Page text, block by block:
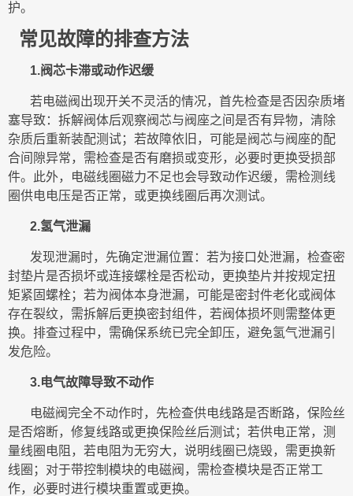
护。
常见故障的排查方法
1.阀芯卡滞或动作迟缓
若电磁阀出现开关不灵活的情况，首先检查是否因杂质堵
塞导致：拆解阀体后观察阀芯与阀座之间是否有异物，清除
杂质后重新装配测试；若故障依旧，可能是阀芯与阀座的配
合间隙异常，需检查是否有磨损或变形，必要时更换受损部
件。此外，电磁线圈磁力不足也会导致动作迟缓，需检测线
圈供电电压是否正常，或更换线圈后再次测试。
2.氢气泄漏
发现泄漏时，先确定泄漏位置：若为接口处泄漏，检查密
封垫片是否损坏或连接螺栓是否松动，更换垫片并按规定扭
矩紧固螺栓；若为阀体本身泄漏，可能是密封件老化或阀体
存在裂纹，需拆解后更换密封组件，若阀体损坏则需整体更
换。排查过程中，需确保系统已完全卸压，避免氢气泄漏引
发危险。
3.电气故障导致不动作
电磁阀完全不动作时，先检查供电线路是否断路，保险丝
是否熔断，修复线路或更换保险丝后测试；若供电正常，测
量线圈电阻，若电阻为无穷大，说明线圈已烧毁，需更换新
线圈；对于带控制模块的电磁阀，需检查模块是否正常工
作，必要时进行模块重置或更换。